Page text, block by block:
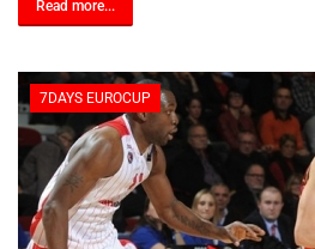
Read more...
7DAYS EUROCUP